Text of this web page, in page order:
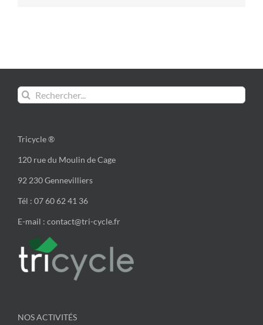
Rechercher:
Tricycle ®
120 rue du Moulin de Cage
92 230 Gennevilliers
Tél : 07 60 62 41 36
E-mail : contact@tri-cycle.fr
NOS ACTIVITÉS